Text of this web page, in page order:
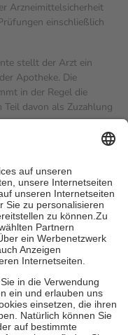
Arzneimittelsicherheit
einschließlich
stellt der Arzt ein
Apotheke. Die
in der Regel die
davon als Zuzahlung
in Höhe von zehn
mehr als die
Online-Apotheken.
beträgt die
zehn Euro je
eigene Gesundheit
Familie zu unterstützen,
18. Lebensjahr
die von der